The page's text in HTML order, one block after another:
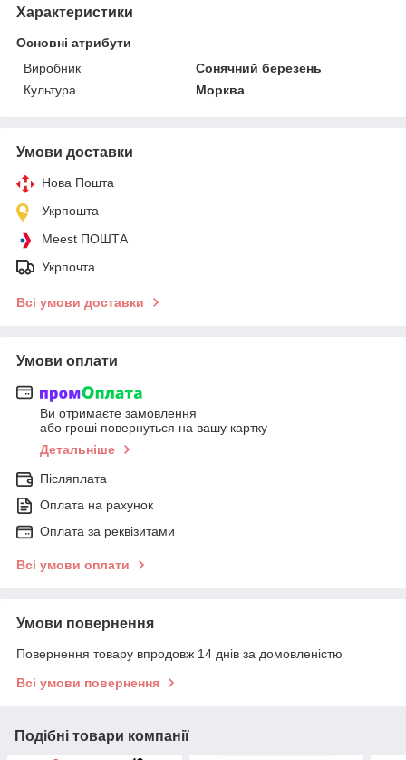
Характеристики
Основні атрибути
Виробник
Сонячний березень
Культура
Морква
Умови доставки
Нова Пошта
Укрпошта
Meest ПОШТА
Укрпочта
Всі умови доставки
Умови оплати
Ви отримаєте замовлення
або гроші повернуться на вашу картку
Детальніше
Післяплата
Оплата на рахунок
Оплата за реквізитами
Всі умови оплати
Умови повернення
Повернення товару впродовж 14 днів за домовленістю
Всі умови повернення
Подібні товари компанії